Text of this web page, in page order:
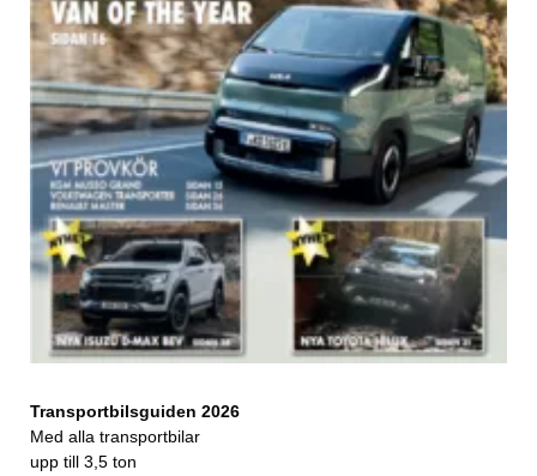
Transportbilsguiden 2026
Med alla transportbilar
upp till 3,5 ton